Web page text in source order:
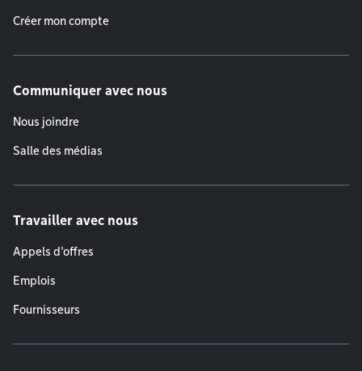
Créer mon compte
Communiquer avec nous
Nous joindre
Salle des médias
Travailler avec nous
Appels d'offres
Emplois
Fournisseurs